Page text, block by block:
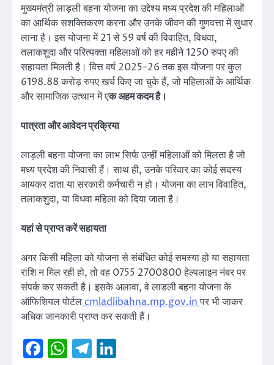
मुख्यमंत्री लाड़ली बहना योजना का उद्देश्य मध्य प्रदेश की महिलाओं
का आर्थिक सशक्तिकरण करना और उनके जीवन की गुणवत्ता में सुधार
लाना है। इस योजना में 21 से 59 वर्ष की विवाहित, विधवा,
तलाकशुदा और परित्यक्ता महिलाओं को हर महीने 1250 रुपए की
सहायता मिलती है। वित्त वर्ष 2025-26 तक इस योजना पर कुल
6198.88 करोड़ रुपए खर्च किए जा चुके हैं, जो महिलाओं के आर्थिक
और सामाजिक उत्थान में एक अहम कदम है।
पात्रता और आवेदन प्रक्रिया
लाड़ली बहना योजना का लाभ सिर्फ उन्हीं महिलाओं को मिलता है जो
मध्य प्रदेश की निवासी हैं। साथ ही, उनके परिवार का कोई सदस्य
आयकर दाता या सरकारी कर्मचारी न हो। योजना का लाभ विवाहित,
तलाकशुदा, या विधवा महिला को दिया जाता है।
यहां से प्राप्त करें सहायता
अगर किसी महिला को योजना से संबंधित कोई समस्या हो या सहायता
राशि न मिल रही हो, तो वह 0755 2700800 हेल्पलाइन नंबर पर
संपर्क कर सकती है। इसके अलावा, वे लाडली बहना योजना के
ऑफिशियल पोर्टल cmladlibahna.mp.gov.inपर भी जाकर
अधिक जानकारी प्राप्त कर सकती हैं।
Facebook
WhatsApp
Telegram